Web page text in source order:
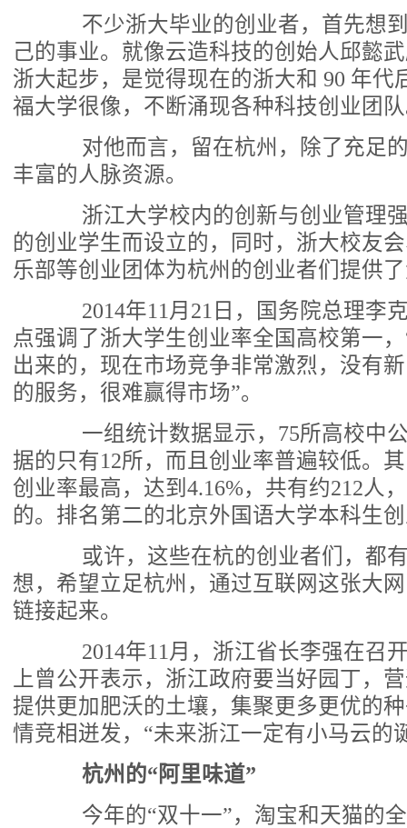
不少浙大毕业的创业者，首先想到
己的事业。就像云造科技的创始人邱懿
浙大起步，是觉得现在的浙大和 90 年代
福大学很像，不断涌现各种科技创业团
对他而言，留在杭州，除了充足的
丰富的人脉资源。
浙江大学校内的创新与创业管理强
的创业学生而设立的，同时，浙大校友
乐部等创业团体为杭州的创业者们提供
2014年11月21日，国务院总理李
点强调了浙大学生创业率全国高校第一
出来的，现在市场竞争非常激烈，没有
的服务，很难赢得市场”。
一组统计数据显示，75所高校中公
据的只有12所，而且创业率普遍较低。
创业率最高，达到4.16%，共有约212人
的。排名第二的北京外国语大学本科生
或许，这些在杭的创业者们，都有
想，希望立足杭州，通过互联网这张大
链接起来。
2014年11月，浙江省长李强在召开
上曾公开表示，浙江政府要当好园丁，
提供更加肥沃的土壤，集聚更多更优的
情竞相迸发，“未来浙江一定有小马云的
杭州的“阿里味道”
今年的“双十一”，淘宝和天猫的全